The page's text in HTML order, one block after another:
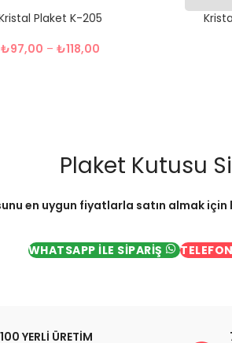
Plaket K-205
₺97,00 – ₺118,00
Plaket Kutusu
en uygun fiyatlarla satın almak
WHATSAPP İLE SİPARİŞ
YERLİ ÜRETİM